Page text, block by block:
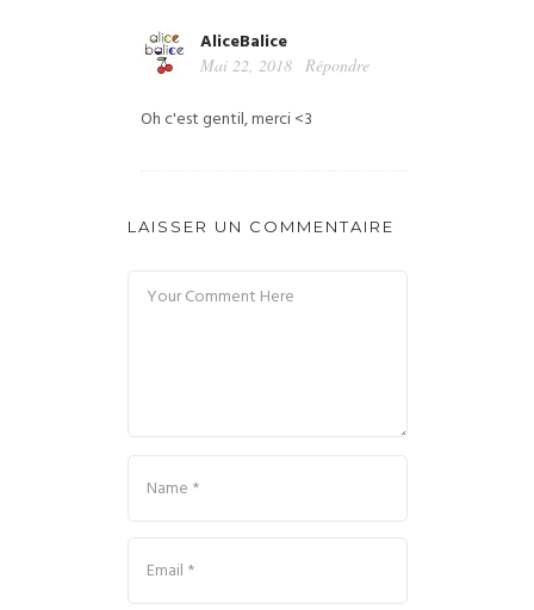
AliceBalice
Mai 22, 2018 Répondre
Oh c'est gentil, merci <3
LAISSER UN COMMENTAIRE